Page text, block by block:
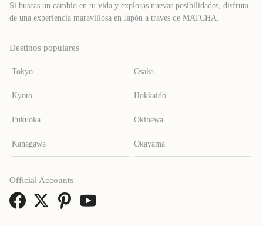
Si buscas un cambio en tu vida y exploras nuevas posibilidades, disfruta
de una experiencia maravillosa en Japón a través de MATCHA.
Destinos populares
Tokyo Osaka
Kyoto Hokkaido
Fukuoka Okinawa
Kanagawa Okayama
Official Accounts